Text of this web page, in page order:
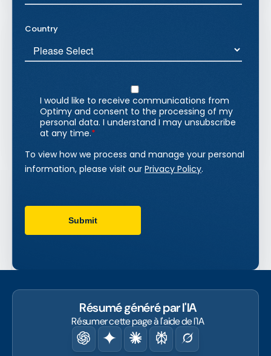
Résumé généré par l'IA
Résumer cette page à l'aide de l'IA